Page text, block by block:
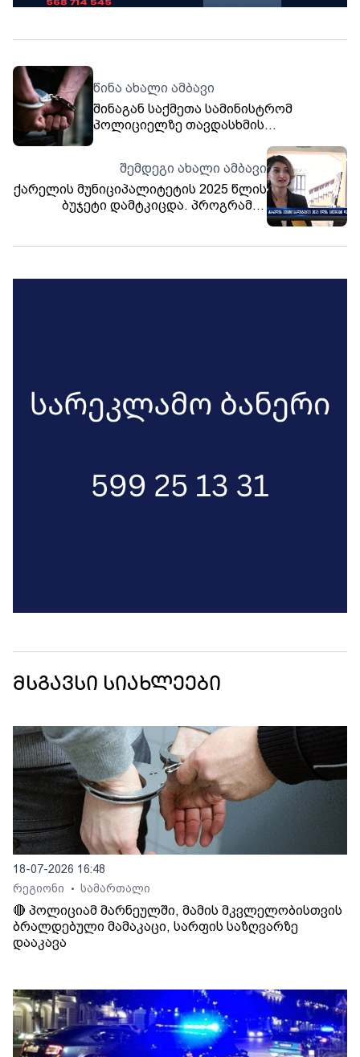
წინა ახალი ამბავი
შინაგან საქმეთა სამინისტრომ
პოლიციელზე თავდასხმის
შემდეგი ახალი ამბავი
ქარელის მუნიციპალიტეტის 2025 წლის
ბუჯეტი დამტკიცდა. პროგრამის
მსგავსი სიახლეები
18-07-2026 16:48
რეგიონი
• სამართალი
🔴 პოლიციამ მარნეულში, მამის მკვლელობისთვის
ბრალდებული მამაკაცი, სარფის საზღვარზე
დააკავა